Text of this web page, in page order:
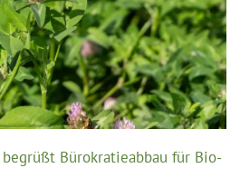
begrüßt Bürokratieabbau für Bio-